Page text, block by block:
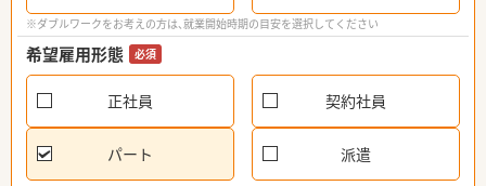
※ダブルワークをお考えの方は、就業開始時期の目安を選択してください
希望雇用形態 必須
正社員 契約社員
パート 派遣